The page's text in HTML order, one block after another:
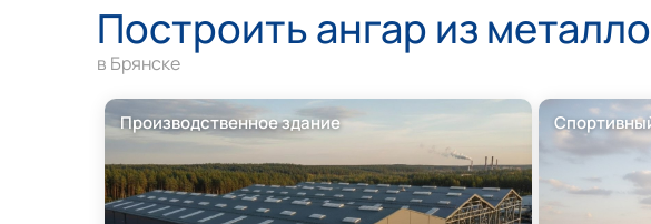
Построить ангар из
в Брянске
Производственное здание